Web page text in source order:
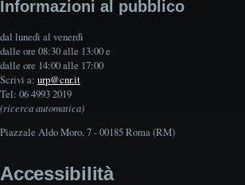
Informazioni al pubblico
dal lunedì al venerdì
dalle ore 08:30 alle 13:00 e
dalle ore 14:00 alle 17:00
Scrivi a: urp@cnr.it
Tel: 06 4993 2019
(ricerca automatica)
Piazzale Aldo Moro, 7 - 00185 Roma (RM)
Accessibilità